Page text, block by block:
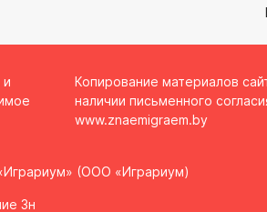
и
Копирование материалов
наличии письменного
www.znaemigraem.by
(ООО «Играриум)
3н